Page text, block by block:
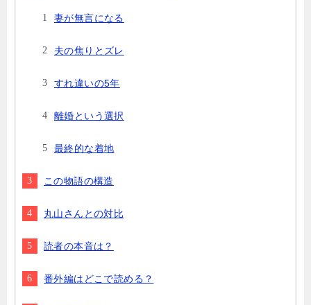
妻が無言になる
夫の焦りとズレ
すれ違いの5年
離婚という選択
最終的な着地
この物語の構造
丸山さんとの対比
読者の本音は？
番外編はどこで読める？